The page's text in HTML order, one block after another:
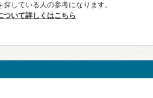
している人の参考になります。
ついて詳しくはこちら